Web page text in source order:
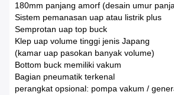
180mm panjang amorf (desain umur
Sistem pemanasan uap atau listrik plus
Semprotan uap top buck
Klep uap volume tinggi jenis Japang
(kamar uap pasokan banyak volume)
Bottom buck memiliki vakum
Bagian pneumatik terkenal
perangkat opsional: pompa vakum /